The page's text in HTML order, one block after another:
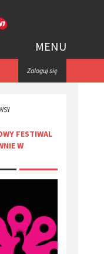
MENU
Zaloguj się
FESTIWAL
W